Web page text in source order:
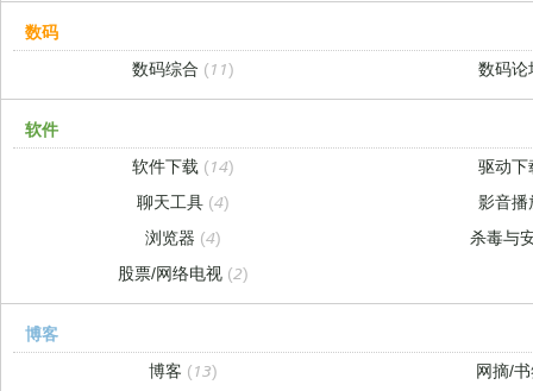
数码
数码综合 (11) 数码
软件
软件下载 (14)
驱动
聊天工具 (4)
影音
浏览器 (4)
杀毒与
股票/网络电视 (2)
博客
博客 (13) 网摘/